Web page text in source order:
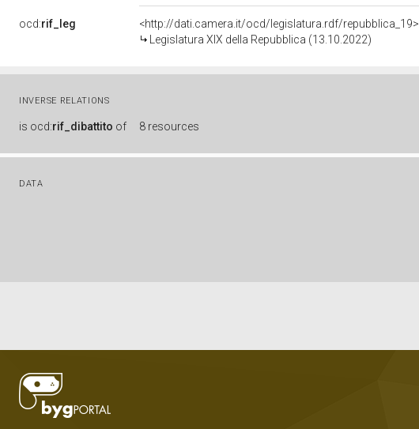
ocd:rif_leg
<http://dati.camera.it/ocd/legislatura.rdf/repubblica_19>
Legislatura XIX della Repubblica (13.10.2022)
INVERSE RELATIONS
is ocd:rif_dibattito of 8 resources
DATA